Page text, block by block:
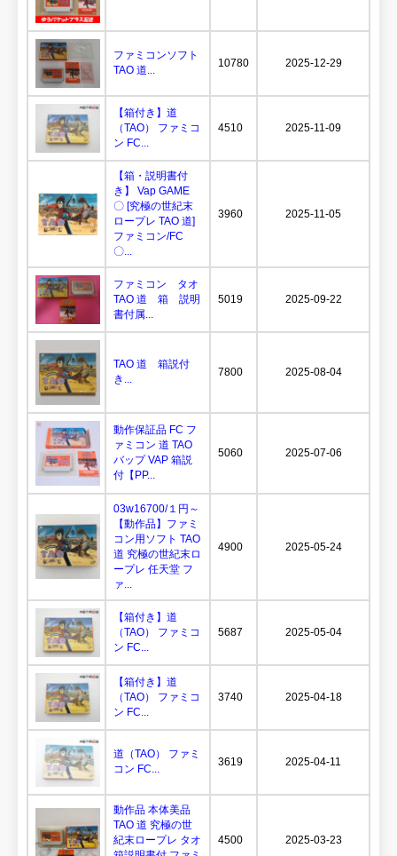
ファミコンソフト
TAO 道...
10780 2025-12-29
【箱付き】道
（TAO） ファミコ
ン FC...
4510 2025-11-09
【箱・説明書付
き】 Vap GAME
〇 [究極の世紀末
ロープレ TAO 道]
ファミコン/FC
〇...
3960 2025-11-05
ファミコン タオ
TAO 道 箱 説明
書付属...
5019 2025-09-22
TAO 道 箱説付
き...
7800 2025-08-04
動作保証品 FC フ
ァミコン 道 TAO
バップ VAP 箱説
付【PP...
5060 2025-07-06
03w16700/１円～
【動作品】ファミ
コン用ソフト TAO
道 究極の世紀末ロ
ープレ 任天堂 フ
ァ...
4900 2025-05-24
【箱付き】道
（TAO） ファミコ
ン FC...
5687 2025-05-04
【箱付き】道
（TAO） ファミコ
ン FC...
3740 2025-04-18
道（TAO） ファミ
コン FC...
3619 2025-04-11
動作品 本体美品
TAO 道 究極の世
紀末ロープレ タオ
4500 2025-03-23